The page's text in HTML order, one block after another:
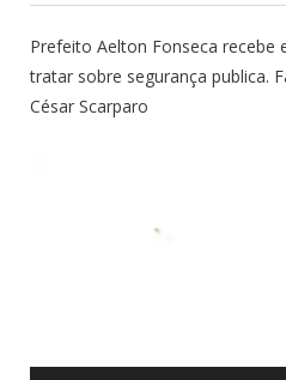
Prefeito Aelton Fonseca recebe
tratar sobre segurança publica.
César Scarparo